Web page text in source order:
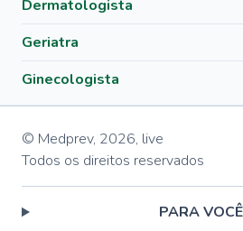
Dermatologista
Geriatra
Ginecologista
© Medprev, 2026, live
Todos os direitos reservados
PARA VOCÊ